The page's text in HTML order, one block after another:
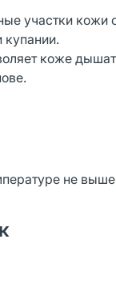
участки кожи
купании.
коже
не выше